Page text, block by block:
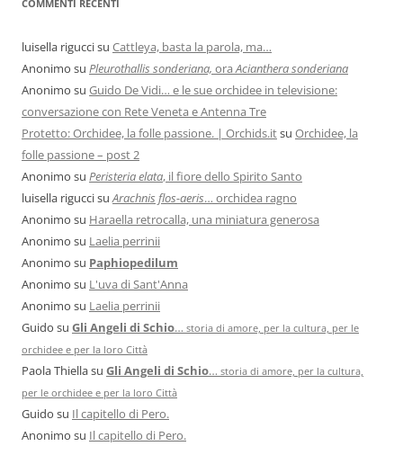
COMMENTI RECENTI
luisella riguccisu Cattleya, basta la parola, ma…
Anonimo su Pleurothallis sonderiana, ora Acianthera sonderiana
Anonimo su Guido De Vidi… e le sue orchidee in televisione:
conversazione con Rete Veneta e Antenna Tre
Protetto: Orchidee, la folle passione. | Orchids.itsu Orchidee, la
folle passione – post 2
Anonimo su Peristeria elata, il fiore dello Spirito Santo
luisella riguccisu Arachnis flos-aeris… orchidea ragno
Anonimo su Haraella retrocalla, una miniatura generosa
Anonimo su Laelia perrinii
Anonimo su Paphiopedilum
Anonimo su L'uva di Sant'Anna
Anonimo su Laelia perrinii
Guido su Gli Angeli di Schio… storia di amore, per la cultura, per le
orchidee e per la loro Città
Paola Thiellasu Gli Angeli di Schio… storia di amore, per la cultura,
per le orchidee e per la loro Città
Guido su Il capitello di Pero.
Anonimo su Il capitello di Pero.